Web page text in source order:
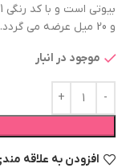
و 20 میل عرضه می گردد.
موجود در انبار
افزودن به علاقه